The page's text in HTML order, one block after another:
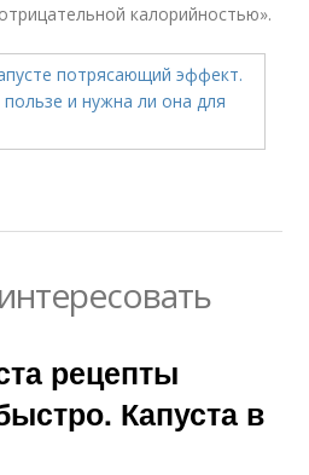
калорийностью».
рецепты
Капуста в